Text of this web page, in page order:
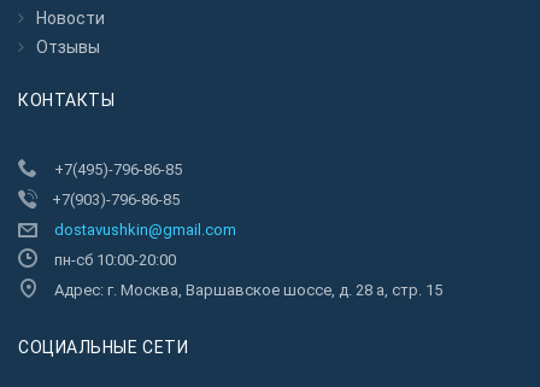
Новости
Отзывы
КОНТАКТЫ
+7(495)-796-86-85
+7(903)-796-86-85
dostavushkin@gmail.com
пн-сб 10:00-20:00
Адрес: г. Москва, Варшавское шоссе, д. 28 а, стр. 15
CОЦИАЛЬНЫЕ СЕТИ